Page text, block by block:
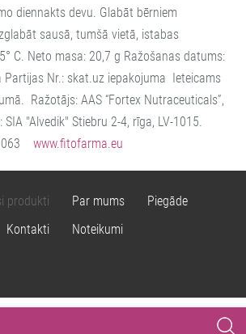
diennakts devu. Glabāt bērniem
sausā, tumšā vietā, istabas
C. Neto masa: 20,7 g Ražošanas datums:
Partijas Nr.: skat.uz iepakojuma Ieteicams
Ražotājs: AAS “Fortex Nutraceuticals”,
"Alvedik" Stiebru 2-4, rīga, LV-1015.
www.fitofarma.eu
produkti Par mums
Piegāde
Kontakti
Noteikumi